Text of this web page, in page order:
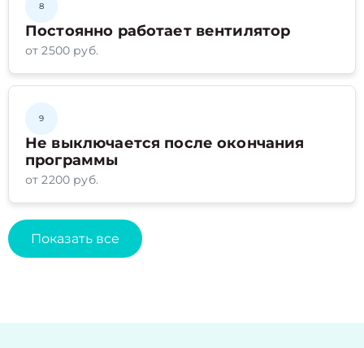
8
Постоянно работает вентилятор
от 2500 руб.
9
Не выключается после окончания
программы
от 2200 руб.
Показать все